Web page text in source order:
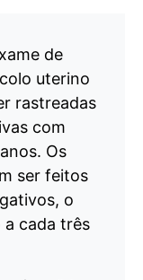
de
uterino
rastreadas
com
Os
ser feitos
o
cada três